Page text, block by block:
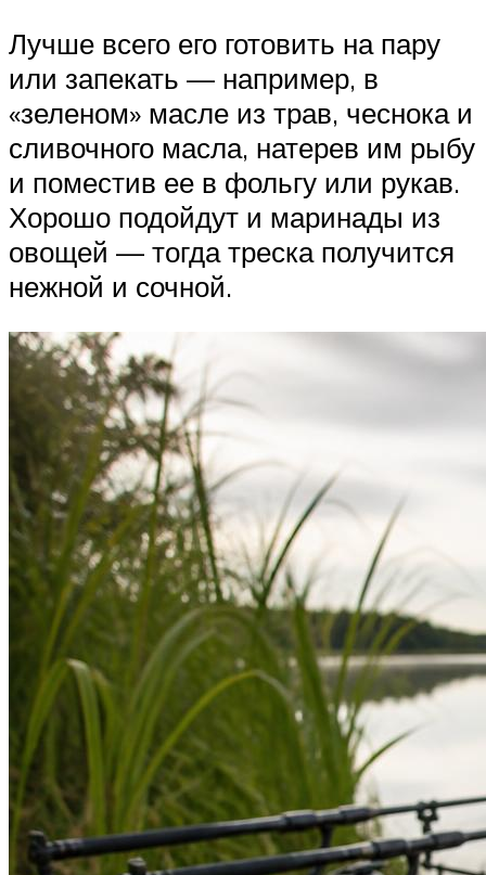
Лучше всего его готовить на пару
или запекать — например, в
«зеленом» масле из трав, чеснока и
сливочного масла, натерев им рыбу
и поместив ее в фольгу или рукав.
Хорошо подойдут и маринады из
овощей — тогда треска получится
нежной и сочной.